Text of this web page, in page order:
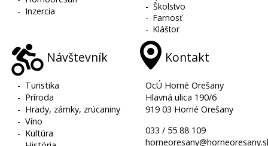
- Inzercia
-Školstvo
-Farnosť
-Kláštor
Návštevník
- Turistika
- Príroda
- Hrady, zámky, zrúcaniny
-Víno
- Kultúra
Kontakt
OcÚ Horné Orešany
Hlavná ulica 190/6
919 03 Horné Orešany
033 / 55 88 109